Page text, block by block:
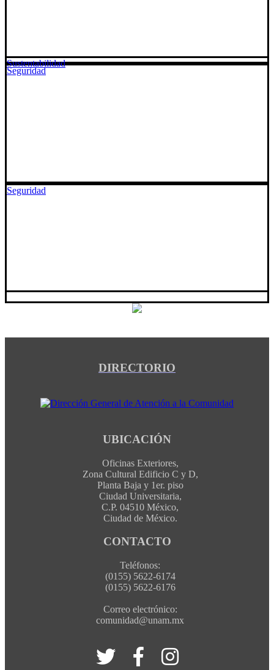
Seguridad
Seguridad
Sustentabilidad
DIRECTORIO
UBICACIÓN
Oficinas Exteriores,
Zona Cultural Edificio C y D,
Planta Baja y 1er. piso
Ciudad Universitaria,
C.P. 04510 México,
Ciudad de México.
CONTACTO
Teléfonos:
(0155) 5622-6174
(0155) 5622-6176
Correo electrónico:
comunidad@unam.mx